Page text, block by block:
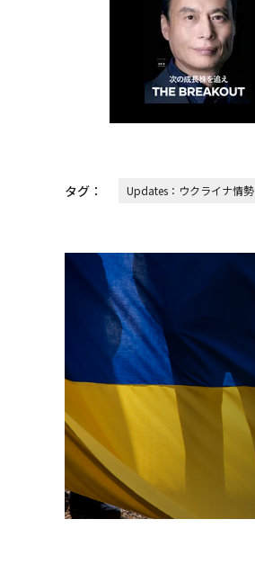
タグ： Updates：ウクライナ情勢